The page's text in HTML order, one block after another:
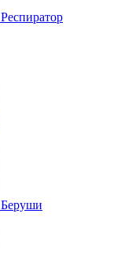
Респиратор
Беруши